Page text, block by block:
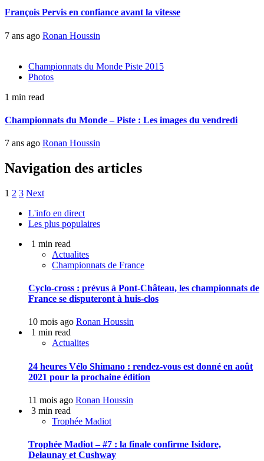
François Pervis en confiance avant la vitesse
7 ans ago Ronan Houssin
Championnats du Monde Piste 2015
Photos
1 min read
Championnats du Monde – Piste : Les images du vendredi
7 ans ago Ronan Houssin
Navigation des articles
1 2 3 Next
L'info en direct
Les plus populaires
1 min read
Actualites
Championnats de France
Cyclo-cross : prévus à Pont-Château, les championnats de
France se disputeront à huis-clos
10 mois ago Ronan Houssin
1 min read
Actualites
24 heures Vélo Shimano : rendez-vous est donné en août
2021 pour la prochaine édition
11 mois ago Ronan Houssin
3 min read
Trophée Madiot
Trophée Madiot – #7 : la finale confirme Isidore,
Delaunay et Cushway